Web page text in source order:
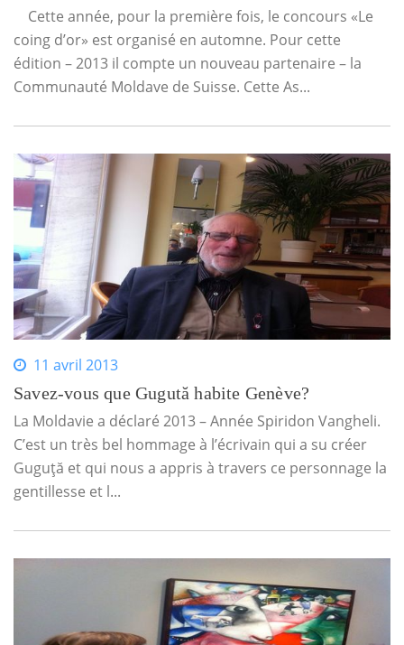
Cette année, pour la première fois, le concours «Le
coing d’or» est organisé en automne. Pour cette
édition – 2013 il compte un nouveau partenaire – la
Communauté Moldave de Suisse. Cette As...
11 avril 2013
Savez-vous que Gugută habite Genève?
La Moldavie a déclaré 2013 – Année Spiridon Vangheli.
C’est un très bel hommage à l’écrivain qui a su créer
Guguţă et qui nous a appris à travers ce personnage la
gentillesse et l...